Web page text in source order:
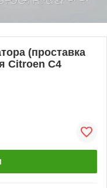
(проставка
Citroen C4